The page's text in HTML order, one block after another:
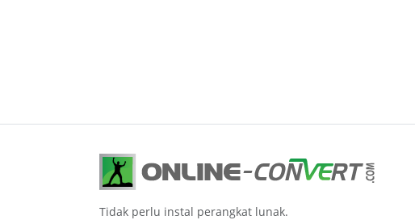
Tidak perlu instal perangkat lunak.